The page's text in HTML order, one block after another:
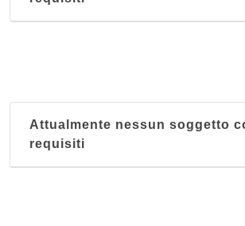
Attualmente nessun soggetto
requisiti